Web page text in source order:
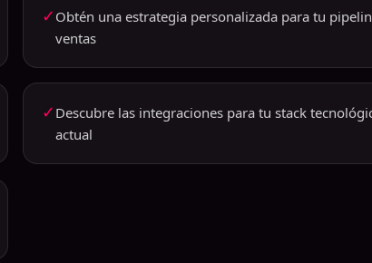
✓ Obtén una estrategia personalizada para tu
ventas
✓ Descubre las integraciones para tu stack
actual